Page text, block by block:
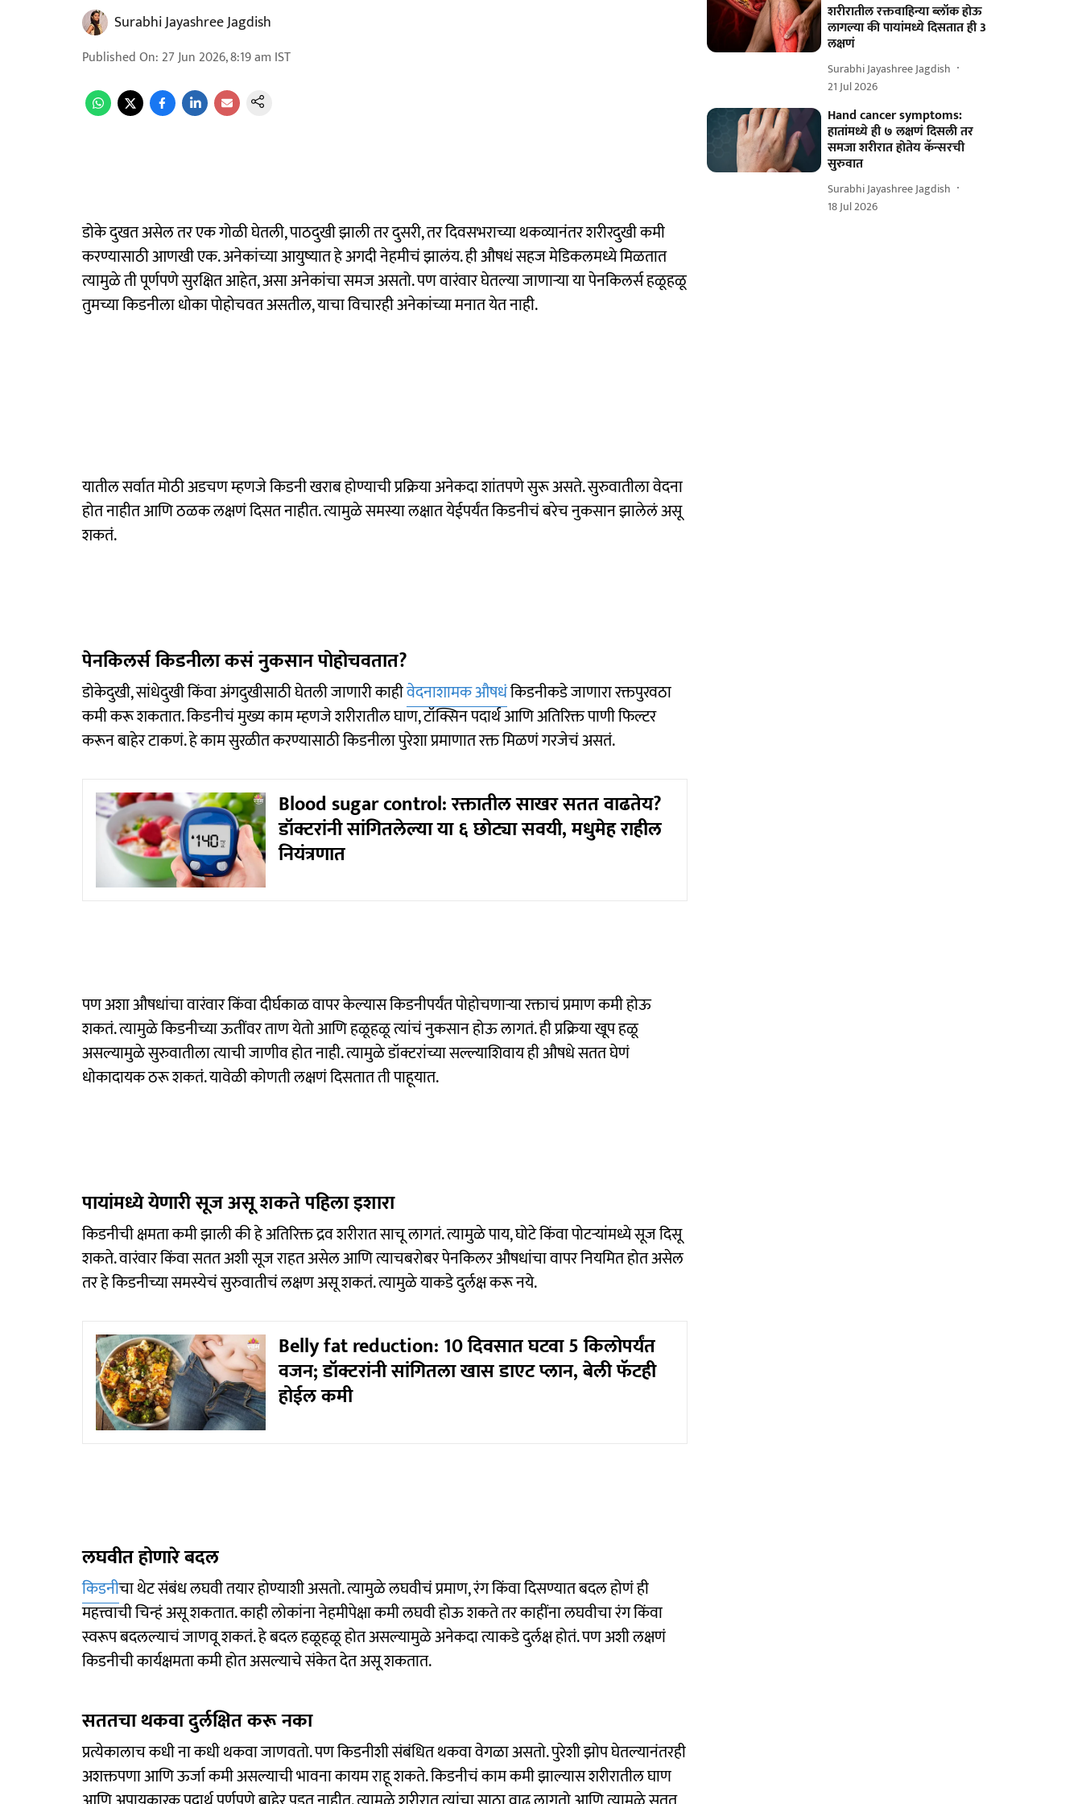
Surabhi Jayashree Jagdish
Published On: 27 Jun 2026, 8:19 am IST
डोके दुखत असेल तर एक गोळी घेतली, पाठदुखी झाली तर दुसरी, तर दिवसभराच्या थकव्यानंतर शरीरदुखी कमी
करण्यासाठी आणखी एक. अनेकांच्या आयुष्यात हे अगदी नेहमीचं झालंय. ही औषधं सहज मेडिकलमध्ये मिळतात
त्यामुळे ती पूर्णपणे सुरक्षित आहेत, असा अनेकांचा समज असतो. पण वारंवार घेतल्या जाणाऱ्या या पेनकिलर्स हळूहळू
तुमच्या किडनीला धोका पोहोचवत असतील, याचा विचारही अनेकांच्या मनात येत नाही.
यातील सर्वात मोठी अडचण म्हणजे किडनी खराब होण्याची प्रक्रिया अनेकदा शांतपणे सुरू असते. सुरुवातीला वेदना
होत नाहीत आणि ठळक लक्षणं दिसत नाहीत. त्यामुळे समस्या लक्षात येईपर्यंत किडनीचं बरेच नुकसान झालेलं असू
शकतं.
पेनकिलर्स किडनीला कसं नुकसान पोहोचवतात?
डोकेदुखी, सांधेदुखी किंवा अंगदुखीसाठी घेतली जाणारी काहीवेदनाशामक औषधंकिडनीकडे जाणारा रक्तपुरवठा
कमी करू शकतात. किडनीचं मुख्य काम म्हणजे शरीरातील घाण, टॉक्सिन पदार्थ आणि अतिरिक्त पाणी फिल्टर
करून बाहेर टाकणं. हे काम सुरळीत करण्यासाठी किडनीला पुरेशा प्रमाणात रक्त मिळणं गरजेचं असतं.
Blood sugar control: रक्तातील साखर सतत वाढतेय?
डॉक्टरांनी सांगितलेल्या या ६ छोट्या सवयी, मधुमेह राहील
नियंत्रणात
पण अशा औषधांचा वारंवार किंवा दीर्घकाळ वापर केल्यास किडनीपर्यंत पोहोचणाऱ्या रक्ताचं प्रमाण कमी होऊ
शकतं. त्यामुळे किडनीच्या ऊतींवर ताण येतो आणि हळूहळू त्यांचं नुकसान होऊ लागतं. ही प्रक्रिया खूप हळू
असल्यामुळे सुरुवातीला त्याची जाणीव होत नाही. त्यामुळे डॉक्टरांच्या सल्ल्याशिवाय ही औषधे सतत घेणं
धोकादायक ठरू शकतं. यावेळी कोणती लक्षणं दिसतात ती पाहूयात.
पायांमध्ये येणारी सूज असू शकते पहिला इशारा
किडनीची क्षमता कमी झाली की हे अतिरिक्त द्रव शरीरात साचू लागतं. त्यामुळे पाय, घोटे किंवा पोटऱ्यांमध्ये सूज दिसू
शकते. वारंवार किंवा सतत अशी सूज राहत असेल आणि त्याचबरोबर पेनकिलर औषधांचा वापर नियमित होत असेल
तर हे किडनीच्या समस्येचं सुरुवातीचं लक्षण असू शकतं. त्यामुळे याकडे दुर्लक्ष करू नये.
Belly fat reduction: 10 दिवसात घटवा 5 किलोपर्यंत
वजन; डॉक्टरांनी सांगितला खास डाएट प्लान, बेली फॅटही
होईल कमी
लघवीत होणारे बदल
किडनीचा थेट संबंध लघवी तयार होण्याशी असतो. त्यामुळे लघवीचं प्रमाण, रंग किंवा दिसण्यात बदल होणं ही
महत्त्वाची चिन्हं असू शकतात. काही लोकांना नेहमीपेक्षा कमी लघवी होऊ शकते तर काहींना लघवीचा रंग किंवा
स्वरूप बदलल्याचं जाणवू शकतं. हे बदल हळूहळू होत असल्यामुळे अनेकदा त्याकडे दुर्लक्ष होतं. पण अशी लक्षणं
किडनीची कार्यक्षमता कमी होत असल्याचे संकेत देत असू शकतात.
सततचा थकवा दुर्लक्षित करू नका
प्रत्येकालाच कधी ना कधी थकवा जाणवतो. पण किडनीशी संबंधित थकवा वेगळा असतो. पुरेशी झोप घेतल्यानंतरही
अशक्तपणा आणि ऊर्जा कमी असल्याची भावना कायम राहू शकते. किडनीचं काम कमी झाल्यास शरीरातील घाण
शरीरातील रक्तवाहिन्या ब्लॉक होऊ
लागल्या की पायांमध्ये दिसतात ही 3
लक्षणं
Surabhi Jayashree Jagdish
21 Jul 2026
Hand cancer symptoms:
हातांमध्ये ही ७ लक्षणं दिसली तर
समजा शरीरात होतेय कॅन्सरची
सुरुवात
Surabhi Jayashree Jagdish
18 Jul 2026